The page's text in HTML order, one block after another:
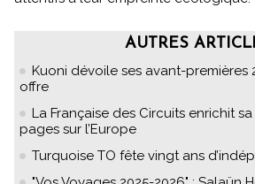
AUTRES
Kuoni dévoile ses avant-premières
offre
La Française des Circuits enrichit
pages sur l’Europe
Turquoise TO fête vingt ans